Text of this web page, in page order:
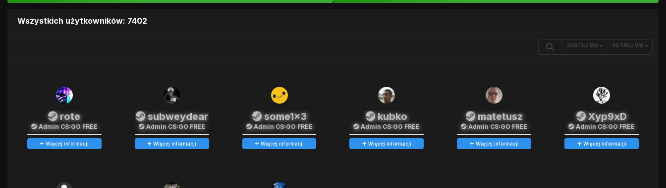
Wszystkich użytkowników: 7402
SORTUJ WG FILTRUJ WG
rote
Admin CS:GO FREE
Więcej informacji
subweydear
Admin CS:GO FREE
Więcej informacji
some1x3
Admin CS:GO FREE
Więcej informacji
kubko
Admin CS:GO FREE
Więcej informacji
matetusz
Admin CS:GO FREE
Więcej informacji
Xyp9xD
Admin CS:GO FREE
Więcej informacji